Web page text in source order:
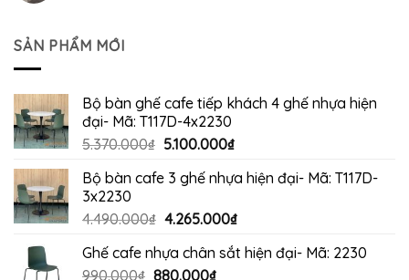
SẢN PHẨM MỚI
Bộ bàn ghế cafe tiếp khách 4 ghế nhựa hiện
đại- Mã: T117D-4x2230
5.370.000₫ Giá
là:
5.100.000₫Giá
tại
5.100.000₫.
Bộ bàn cafe 3 ghế nhựa hiện đại- Mã: T117D-
3x2230
4.490.000₫ Giá
là:
4.490.000₫.
4.265.000₫Giá
tại
Ghế cafe nhựa chân sắt hiện đại- Mã: 2230
990.000₫ Giá
880.000₫Giá